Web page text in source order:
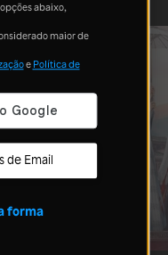
abaixo,
maior de
e Política de
de Email
forma